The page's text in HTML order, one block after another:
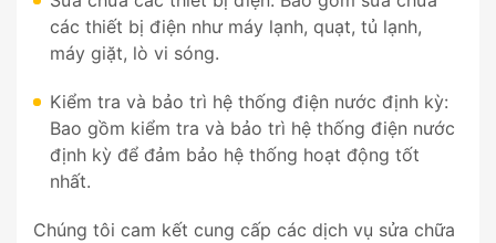
các thiết bị điện như máy lạnh, quạt, tủ lạnh,
máy giặt, lò vi sóng.
Kiểm tra và bảo trì hệ thống điện nước định kỳ:
Bao gồm kiểm tra và bảo trì hệ thống điện nước
định kỳ để đảm bảo hệ thống hoạt động tốt
nhất.
Chúng tôi cam kết cung cấp các dịch vụ sửa chữa